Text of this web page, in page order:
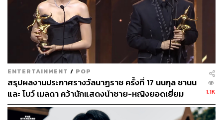
ไม่เพียงเท่านั้น RAP IS NOWยังเรียกได้ว่าเป็นอีกหนึ่งใน
ENTERTAINMENT / POP
สรุปผลงานประกาศรางวัลนาฏราช ครั้งที่ 17 นนกุล ชานน
และ โบว์ เมลดา คว้านักแสดงนำชาย-หญิงยอดเยี่ยม
1.1K